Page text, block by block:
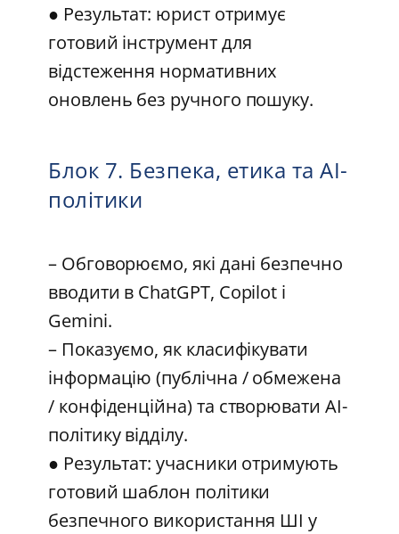
● Результат: юрист отримує
готовий інструмент для
відстеження нормативних
оновлень без ручного пошуку.
Блок 7. Безпека, етика та AI-
політики
– Обговорюємо, які дані безпечно
вводити в ChatGPT, Copilot і
Gemini.
– Показуємо, як класифікувати
інформацію (публічна / обмежена
/ конфіденційна) та створювати AI-
політику відділу.
● Результат: учасники отримують
готовий шаблон політики
безпечного використання ШІ у